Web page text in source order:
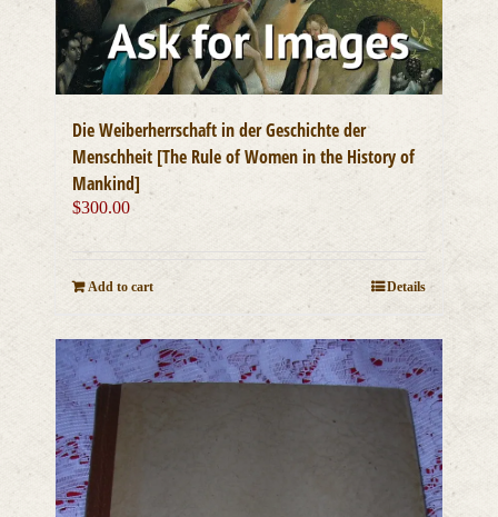
Die Weiberherrschaft in der Geschichte der
Menschheit [The Rule of Women in the History of
Mankind]
$300.00
Add to cart Details